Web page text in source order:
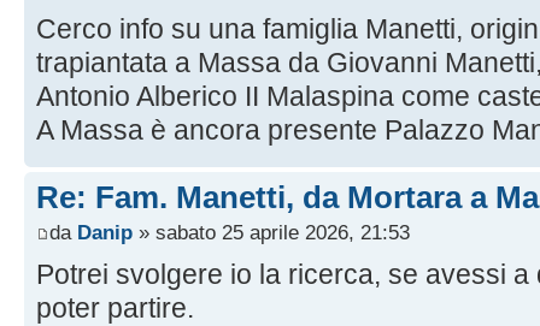
Cerco info su una famiglia Manetti,
trapiantata a Massa da Giovanni
Antonio Alberico II Malaspina come
A Massa è ancora presente Palazzo
Re: Fam. Manetti, da Mortara a
da Danip » sabato 25 aprile 2026, 21:53
Potrei svolgere io la ricerca, se avessi
poter partire.